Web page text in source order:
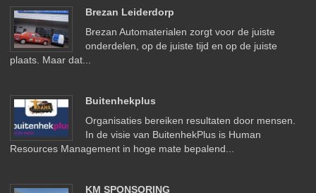
Brezan Leiderdorp
Brezan Automaterialen zorgt voor de juiste
onderdelen, op de juiste tijd en op de juiste
plaats. Maar dat...
Buitenhekplus
Organisaties bereiken resultaten door mensen.
In de visie van BuitenhekPlus is Human
Resources Management in hoge mate bepalend...
KM SPONSORING